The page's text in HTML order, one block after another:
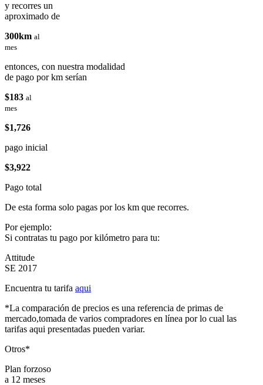
y recorres un
aproximado de
300km al
mes
entonces, con nuestra modalidad
de pago por km serían
$183 al
mes
$1,726
pago inicial
$3,922
Pago total
De esta forma solo pagas por los km que recorres.
Por ejemplo:
Si contratas tu pago por kilómetro para tu:
Attitude
SE 2017
Encuentra tu tarifa aqui
*La comparación de precios es una referencia de primas de
mercado,tomada de varios compradores en línea por lo cual las
tarifas aqui presentadas pueden variar.
Otros*
Plan forzoso
a 12 meses